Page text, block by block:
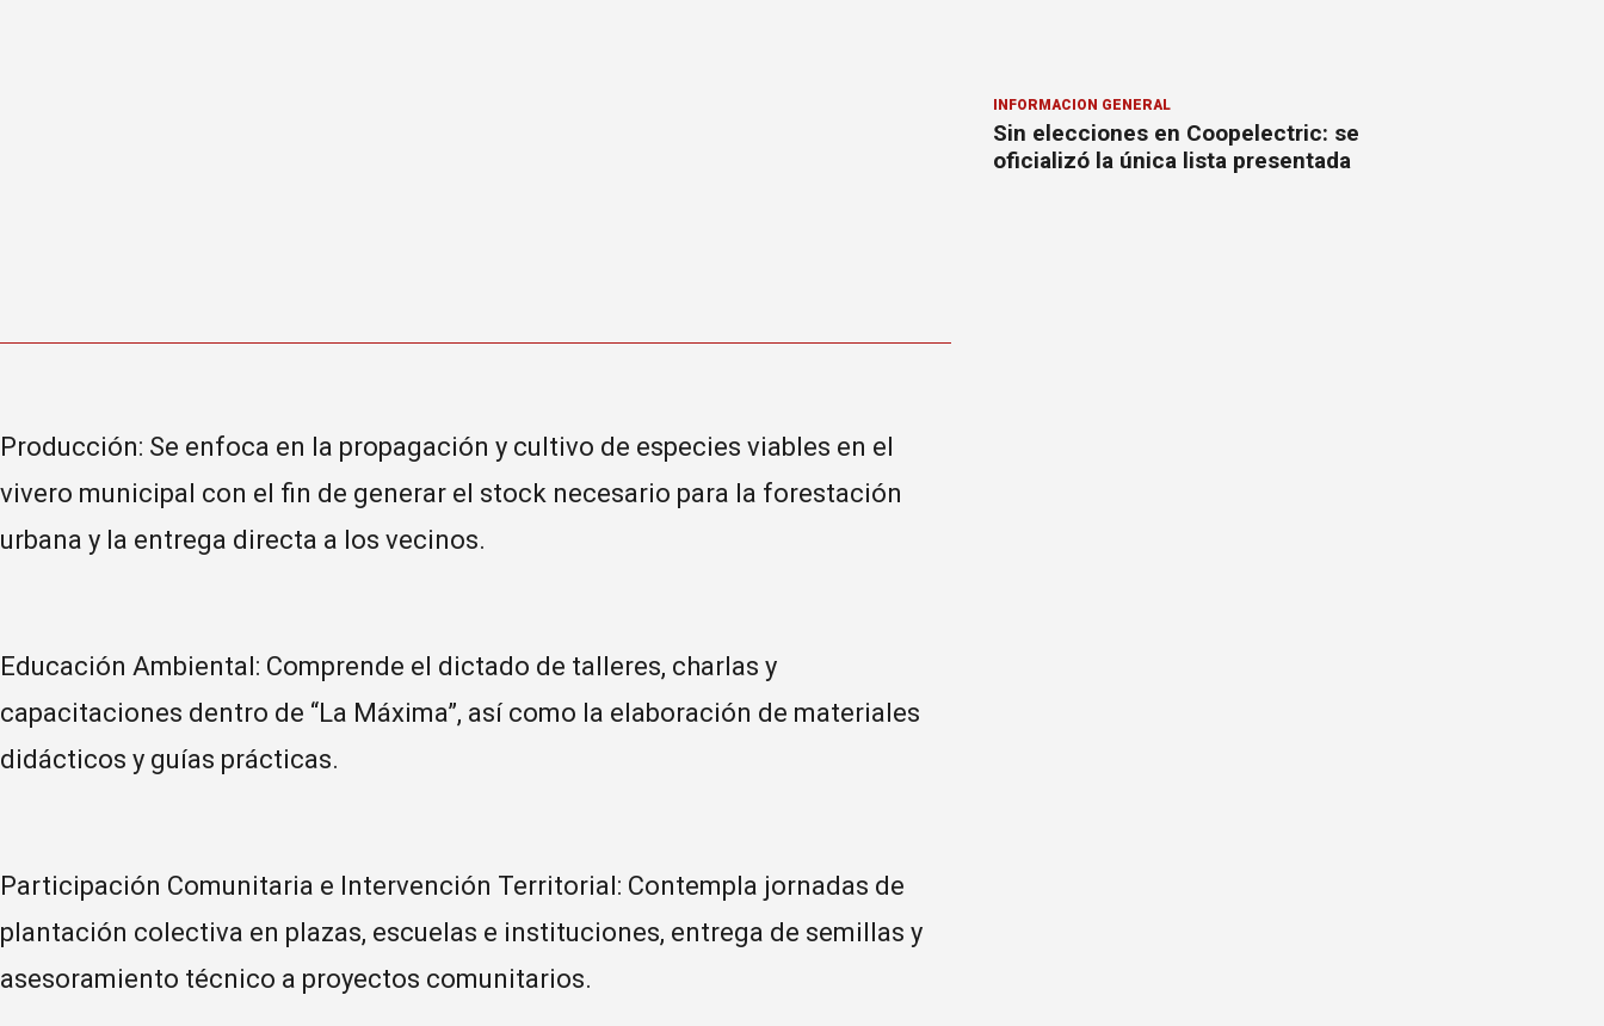
Producción: Se enfoca en la propagación y cultivo de especies viables en el
vivero municipal con el fin de generar el stock necesario para la forestación
urbana y la entrega directa a los vecinos.
Educación Ambiental: Comprende el dictado de talleres, charlas y
capacitaciones dentro de “La Máxima”, así como la elaboración de materiales
didácticos y guías prácticas.
Participación Comunitaria e Intervención Territorial: Contempla jornadas de
plantación colectiva en plazas, escuelas e instituciones, entrega de semillas y
asesoramiento técnico a proyectos comunitarios.
INFORMACION GENERAL
Sin elecciones en Coopelectric: se
oficializó la única lista presentada